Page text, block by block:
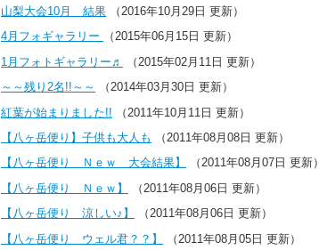
山梨大会10月 結果 （2016年10月29日 更新）
4月フォギャラリー
（2015年06月15日 更新）
1月フォトギャラリー♬
（2015年02月11日 更新）
～～残り2名!!～～
（2014年03月30日 更新）
紅葉が始まりました!! （2011年10月11日 更新）
【八ヶ岳便り】子供も大人も
（2011年08月08日 更新）
【八ヶ岳便り Ｎｅｗ 大会結果】
（2011年08月07日 更新）
【八ヶ岳便り Ｎｅｗ】
（2011年08月06日 更新）
【八ヶ岳便り 涼しい♪】
（2011年08月06日 更新）
【八ヶ岳便り ウェル君？？】
（2011年08月05日 更新）